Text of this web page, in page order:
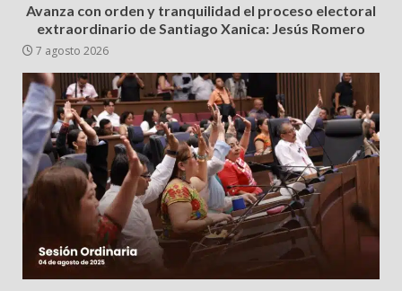
Avanza con orden y tranquilidad el proceso electoral
extraordinario de Santiago Xanica: Jesús Romero
7 agosto 2026